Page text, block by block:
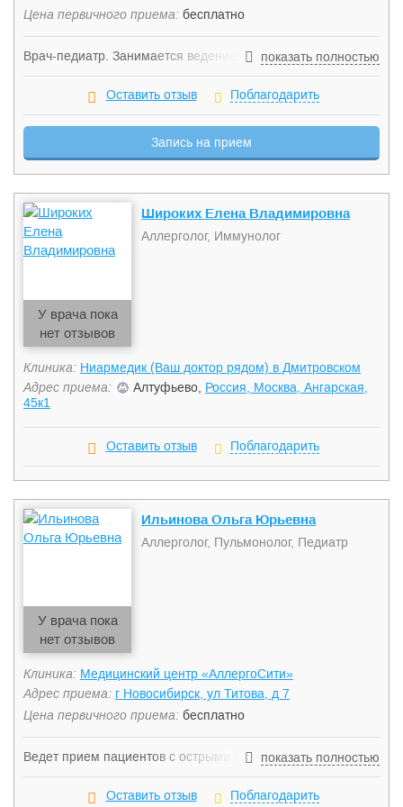
Цена первичного приема: бесплатно
Врач-педиатр. Занимается ведением детей как здоровых,
так и с отклонениями здоровья, наблюдением,
обследованием и лечением часто-болеющих детей,
инфекционных заболеваний, в том числе выявлением
носителей хронических инфекционных заболеваний у
взрослых членов семьи.
показать полностью
Оставить отзыв Поблагодарить
Запись на прием
У врача пока
нет отзывов
Широких Елена Владимировна
Аллерголог, Иммунолог
Клиника: Ниармедик (Ваш доктор рядом) в Дмитровском
Адрес приема:
Алтуфьево, Россия, Москва, Ангарская,
45к1
Оставить отзыв Поблагодарить
У врача пока
нет отзывов
Ильинова Ольга Юрьевна
Аллерголог, Пульмонолог, Педиатр
Клиника: Медицинский центр «АллергоСити»
Адрес приема: г Новосибирск, ул Титова, д 7
Цена первичного приема: бесплатно
Ведет прием пациентов с острыми и хроническими
формами аллергологических и иммунологических
заболеваний, проводит лечение бронхиальной астмы,
показать полностью
Оставить отзыв Поблагодарить